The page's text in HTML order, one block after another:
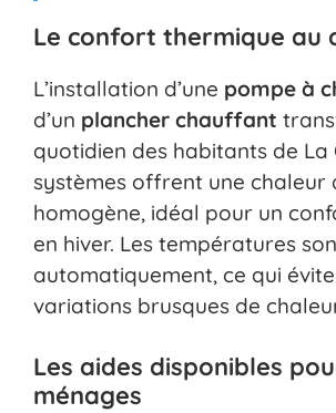
Le confort thermique au
L’installation d’une pompe à
d’un plancher chauffant
quotidien des habitants de La
systèmes offrent une chaleur
homogène, idéal pour un
en hiver. Les températures
automatiquement, ce qui
variations brusques de
Les aides disponibles
ménages